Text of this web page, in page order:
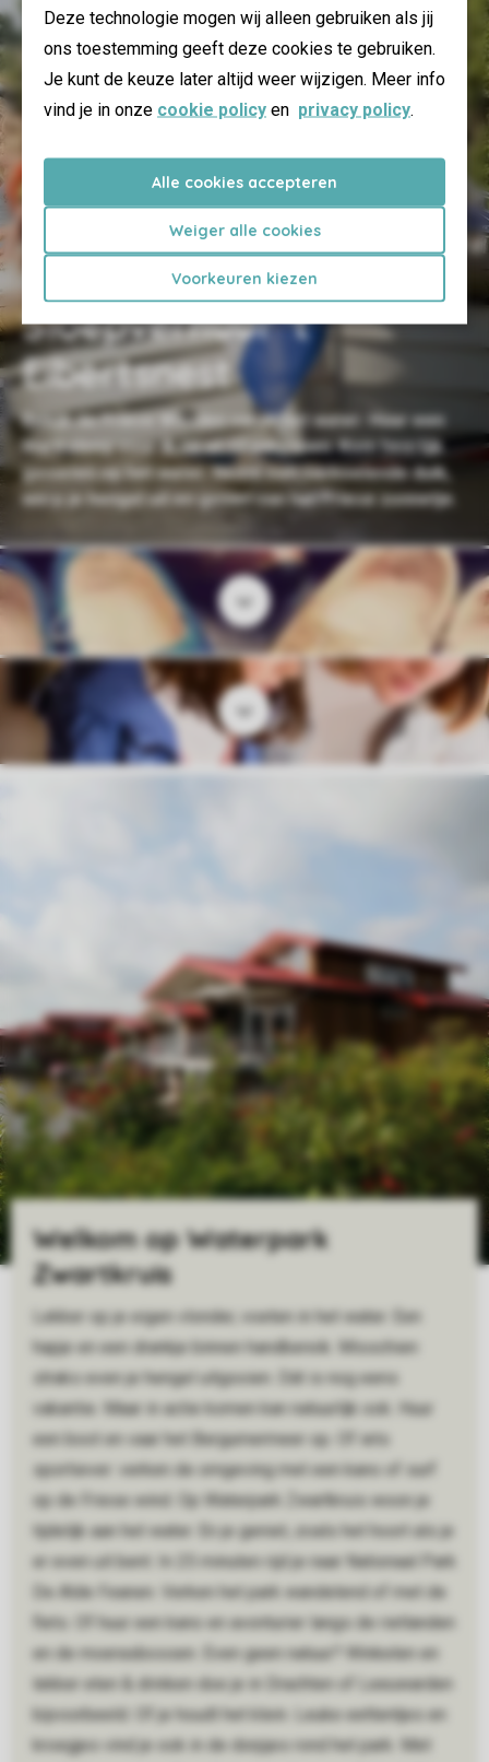
Deze technologie mogen wij alleen gebruiken als jij
ons toestemming geeft deze cookies te gebruiken.
Je kunt de keuze later altijd weer wijzigen. Meer info
vind je in onze cookie policy en privacy policy.
Alle cookies accepteren
Weiger alle cookies
Voorkeuren kiezen
Sloepverhuur 't
Eibertsnest
Bekijk de Friese Wouden vanaf het water. Huur een
Maril sloep voor 8, 10 of 12 personen. Kom heerlijk
genieten op het water. Neem een verkoelende duik,
werp je hengel uit en geniet van het Friese zonnetje.
Welkom op Waterpark
Zwartkruis
Lekker op je eigen vlonder, voeten in het water. Een
hapje en een drankje binnen handbereik. Misschien
straks even je hengel uitgooien. Dát is nog eens
vakantie. Maar in actie komen kan natuurlijk ook. Huur
een boot en vaar het Bergumermeer op. Of iets
sportiever: verken de omgeving met een kano of surf
op de Friese wind. Op Waterpark Zwartkruis woon je
tijdelijk aan het water. En je geniet, zoals het hoort als je
er even uit bent. In 25 minuten rijd je naar Nationaal Park
De Alde Feanen. Verken het park wandelend of met de
fiets. Of huur een kano en avonturier langs de rietlanden
en de moerasbossen. Even geen natuur? Winkelen en
lekker eten & drinken doe je in Drachten of Leeuwarden
bijvoorbeeld. Of je houdt het klein. Leuke eettentjes en
kroegjes vind je ook in de dorpjes rond het park. Met